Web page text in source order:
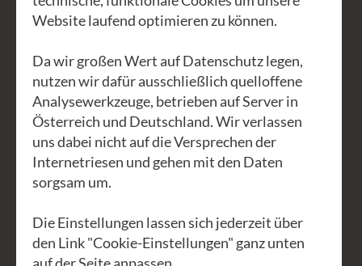
unseren Atem lenken, um so zu den
inneren Räumen der Stille in uns zu
finden.
Dieses Wochenende werden uns der
Zenlehrer und Psychotherapeut
Christoph Singer und der Yogalehrer
Lois Kerber "wandernd" in die Stille
schönen Herbstlandschaft des
Waldviertels. Nach einem stärkenden
Website laufend optimieren zu können.
Da wir großen Wert auf Datenschutz legen,
nutzen wir dafür ausschließlich quelloffene
Analysewerkzeuge, betrieben auf Server in
Österreich und Deutschland. Wir verlassen
uns dabei nicht auf die Versprechen der
Internetriesen und gehen mit den Daten
sorgsam um.
Die Einstellungen lassen sich jederzeit über
den Link "Cookie-Einstellungen" ganz unten